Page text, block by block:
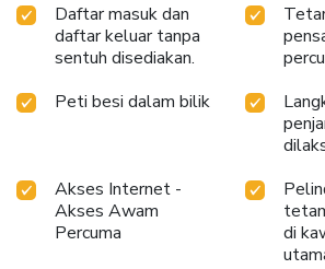
Daftar masuk dan
daftar keluar tanpa
sentuh disediakan.
Peti besi dalam bilik
Akses Internet -
Akses Awam
Percuma
di